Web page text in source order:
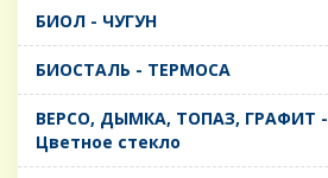
БИОЛ - ЧУГУН
БИОСТАЛЬ - ТЕРМОСА
ВЕРСО, ДЫМКА, ТОПАЗ, ГРАФИТ -
Цветное стекло